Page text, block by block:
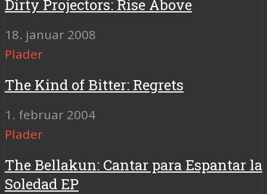
Dirty Projectors: Rise Above
18. januar 2008
Plader
The Kind of Bitter: Regrets
1. februar 2004
Plader
The Bellakun: Cantar para Espantar la
Soledad EP